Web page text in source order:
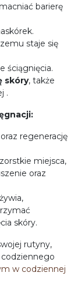
barierę
staje się
ściągnięcia.
skóry, także
.
regenerację
miejsca,
oraz
skóry.
rutyny,
codziennego
w codziennej